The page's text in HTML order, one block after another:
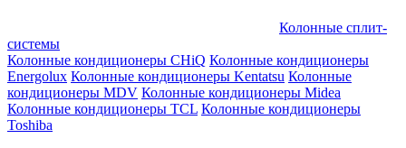
Колонные сплит-
системы
Колонные кондиционеры CHiQ Колонные кондиционеры
Energolux Колонные кондиционеры Kentatsu Колонные
кондиционеры MDV Колонные кондиционеры Midea
Колонные кондиционеры TCL Колонные кондиционеры
Toshiba